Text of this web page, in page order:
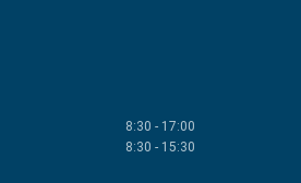
8:30 - 17:00
8:30 - 15:30